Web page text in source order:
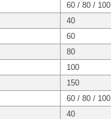
60 / 80 / 100
40
60
80
100
150
60 / 80 / 100
40